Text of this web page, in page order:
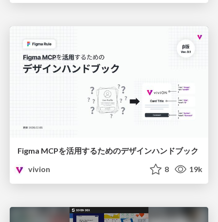
Figma MCPを活用するためのデザインハンドブック
vivion
8 19k